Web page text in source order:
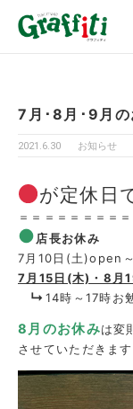
7月･8月･9月の
2021.6.30 お知らせ
が定休日
＝＝＝＝＝＝＝＝
● 店長お休み
7月10日(土)open
7月15日(木)・8月
↳ 14時～17時お
8月のお休みは変
させていただきま